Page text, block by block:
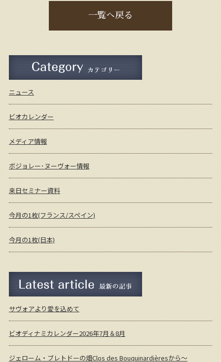
一覧へ戻る
ニュース
ビオカレンダー
メディア情報
ボジョレー･ヌーヴォー情報
来日セミナー資料
今月の1枚(フランス/スペイン)
今月の1枚(日本)
最新の記事
サヴォアより愛を込めて
ビオディナミカレンダー2026年7月＆8月
ジェローム・ブレトドーの畑Clos des Bouquinardièresから～